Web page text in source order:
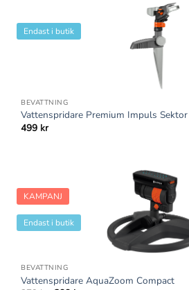
Endast i butik
BEVATTNING
Vattenspridare Premium Impuls
499 kr
KAMPANJ
Endast i butik
BEVATTNING
Vattenspridare AquaZoom Compact